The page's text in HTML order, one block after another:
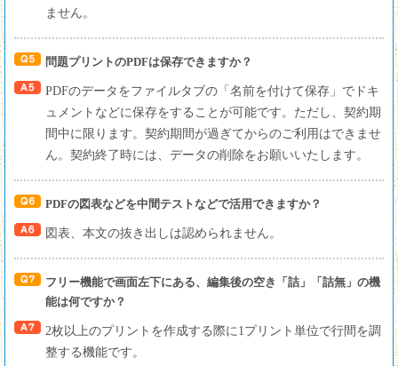
ません。
問題プリントのPDFは保存できますか？
PDFのデータをファイルタブの「名前を付けて保存」でドキ
ュメントなどに保存をすることが可能です。ただし、契約期
間中に限ります。契約期間が過ぎてからのご利用はできませ
ん。契約終了時には、データの削除をお願いいたします。
PDFの図表などを中間テストなどで活用できますか？
図表、本文の抜き出しは認められません。
フリー機能で画面左下にある、編集後の空き「詰」「詰無」の機
能は何ですか？
2枚以上のプリントを作成する際に1プリント単位で行間を調
整する機能です。